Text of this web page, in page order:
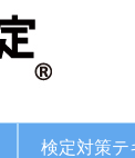
検定対策テ